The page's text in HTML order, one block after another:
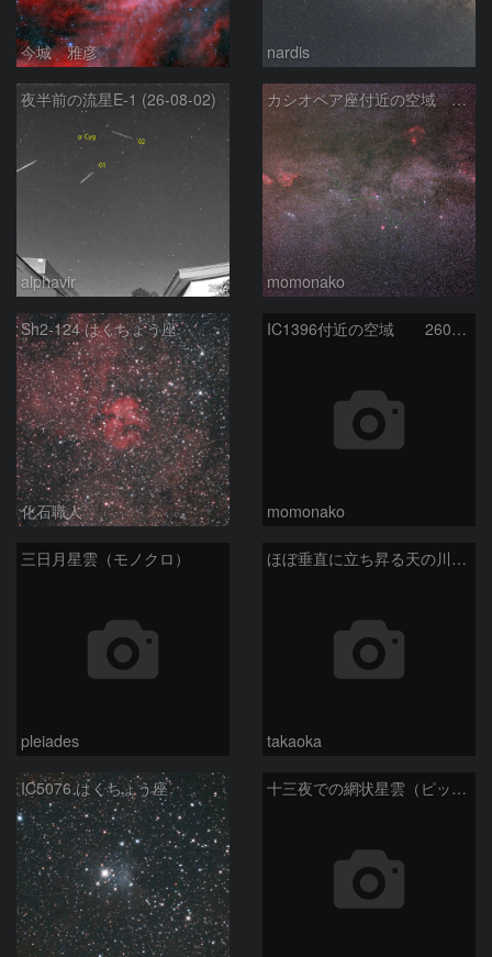
今城 雅彦 nardis
夜半前の流星E-1 (26-08-02)
alphavir
カシオペア座付近の空域 260720
momonako
Sh2-124 はくちょう座
化石職人
IC1396付近の空域 260720
momonako
三日月星雲（モノクロ）
pleiades
ほぼ垂直に立ち昇る天の川銀河
takaoka
IC5076 はくちょう座 十三夜での網状星雲（ピッカリングの三角）